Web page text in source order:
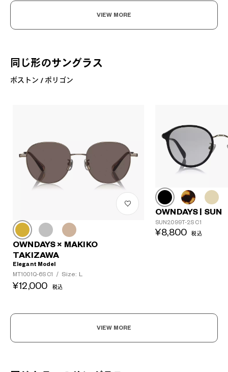
VIEW MORE
同じ形のサングラス
ボストン / ポリゴン
OWNDAYS × MAKIKO
TAKIZAWA
Elegant Model
MT1001Q-6S C1
/ Size: L
¥12,000 税込
OWNDAYS | SUN
SUN2099T-2S C1
¥8,800 税込
VIEW MORE